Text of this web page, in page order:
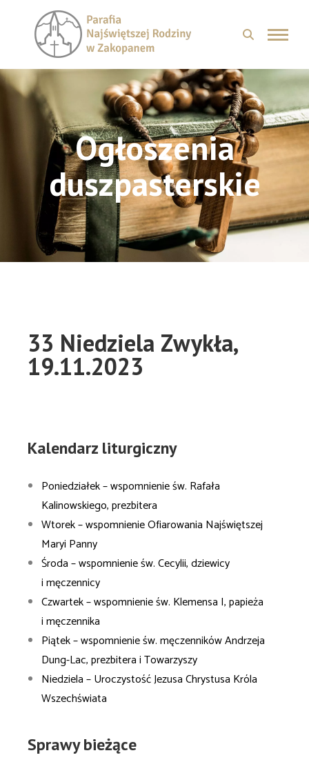
Ogłoszenia
duszpasterskie
33 Niedziela Zwykła,
19.11.2023
Kalendarz liturgiczny
Poniedziałek – wspomnienie św. Rafała
Kalinowskiego, prezbitera
Wtorek – wspomnienie Ofiarowania Najświętszej
Maryi Panny
Środa – wspomnienie św. Cecylii, dziewicy
i męczennicy
Czwartek – wspomnienie św. Klemensa I, papieża
i męczennika
Piątek – wspomnienie św. męczenników Andrzeja
Dung-Lac, prezbitera i Towarzyszy
Niedziela – Uroczystość Jezusa Chrystusa Króla
Wszechświata
Sprawy bieżące